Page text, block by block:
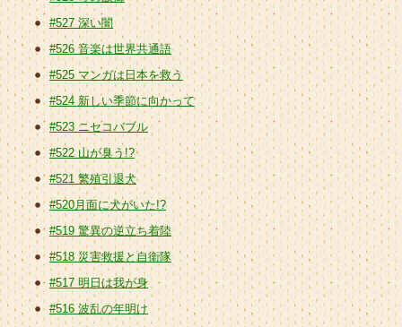
#527 深い闇
#526 音楽は世界共通語
#525 マンガは日本を救う
#524 新しい季節に向かって
#523 ニセコバブル
#522 山が臭う!?
#521 繁殖引退犬
#520月面に犬がいた!?
#519 驚異の逆立ち着陸
#518 災害救援と自衛隊
#517 明日は我が身
#516 波乱の年明け